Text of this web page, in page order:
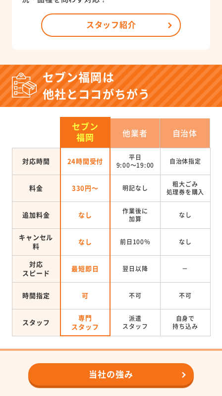
スタッフ紹介
セブン福岡は
他社とココがちがう
セブン
福岡
他業者 自治体
対応時間 24時間受付
平日
9:00～19:00
自治体指定
料金 330円～ 明記なし
粗大ごみ
処理券を購入
追加料金 なし
作業後に
加算
なし
キャンセル
料
なし 前日100％ なし
対応
スピード
最短即日 翌日以降 －
時間指定 可 不可 不可
スタッフ
専門
スタッフ
派遣
スタッフ
自身で
持ち込み
当社の強み